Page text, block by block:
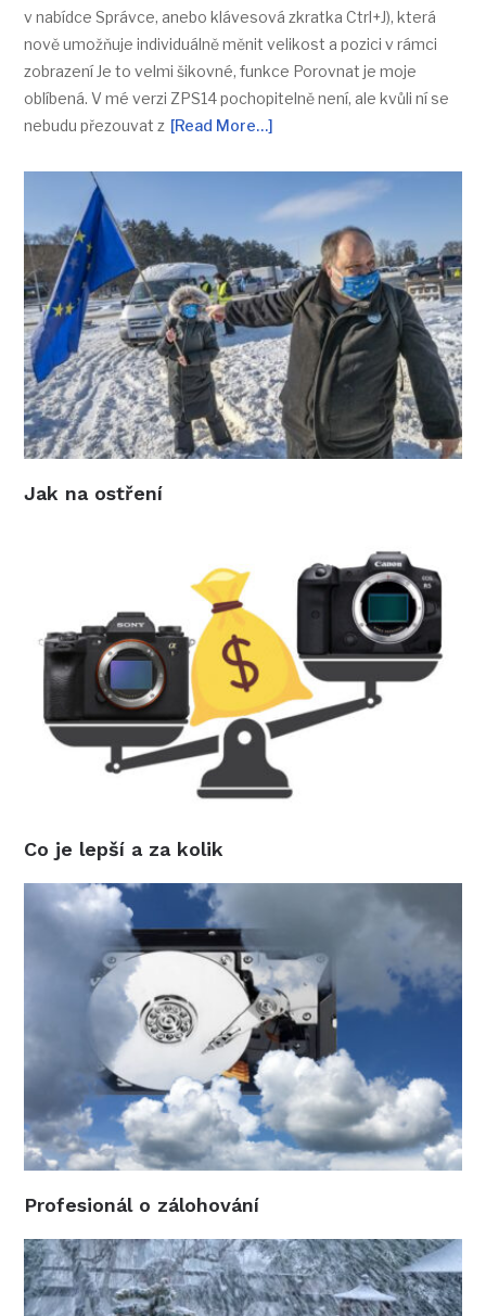
v nabídce Správce, anebo klávesová zkratka Ctrl+J), která
nově umožňuje individuálně měnit velikost a pozici v rámci
zobrazení Je to velmi šikovné, funkce Porovnat je moje
oblíbená. V mé verzi ZPS14 pochopitelně není, ale kvůli ní se
nebudu přezouvat z [Read More…]
Jak na ostření
Co je lepší a za kolik
Profesionál o zálohování